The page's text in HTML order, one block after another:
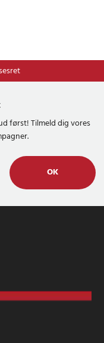
og dankort
først! Tilmeld dig vores
OK